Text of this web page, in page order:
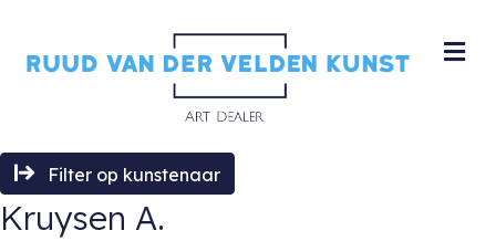
Filter op kunstenaar
Kruysen A.